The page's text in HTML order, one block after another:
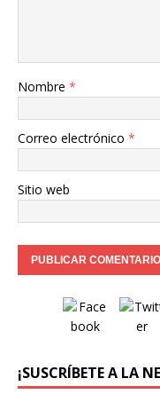
Nombre *
Correo electrónico *
Sitio web
¡SUSCRÍBETE A LA